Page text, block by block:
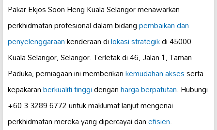
Pakar Ekjos Soon Heng Kuala Selangor menawarkan
perkhidmatan profesional dalam bidangpembaikan dan
penyelenggaraankenderaan dilokasi strategikdi 45000
Kuala Selangor, Selangor. Terletak di 46, Jalan 1, Taman
Paduka, perniagaan ini memberikankemudahan aksesserta
kepakaranberkualiti tinggidenganharga berpatutan. Hubungi
+60 3-3289 6772 untuk maklumat lanjut mengenai
perkhidmatan mereka yang dipercayai danefisien.